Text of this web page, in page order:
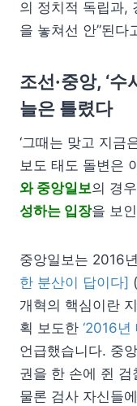
의 정치적 독립과,
을 놓쳐선 안”된다
조선·중앙, ‘
늘은 틀렸다
‘그때는 맞고 지금
보도 태도 돌변은
와 중앙일보의 경
성하는 입장을 보
중앙일보는 2016년
한 분산이 답이다]
개혁의 핵심이란
획 보도한 ‘2016년
언급했습니다. 중
권을 한 손에 쥔
물론 검사 자신들